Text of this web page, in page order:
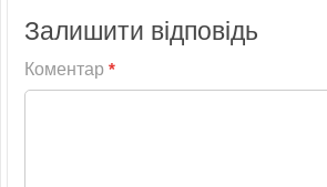
Залишити відповідь
Коментар *